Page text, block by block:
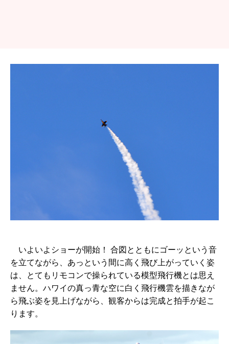
いよいよショーが開始！ 合図とともにゴーッという音
を立てながら、あっという間に高く飛び上がっていく姿
は、とてもリモコンで操られている模型飛行機とは思え
ません。ハワイの真っ青な空に白く飛行機雲を描きなが
ら飛ぶ姿を見上げながら、観客からは完成と拍手が起こ
ります。